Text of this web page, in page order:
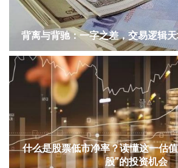
背离与背驰：一字之差，交易逻辑
什么是股票低市净率？读懂这一估
股”的投资机会